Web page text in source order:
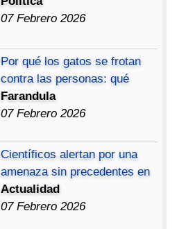
07 Febrero 2026
Por qué los gatos se frotan
contra las personas: qué
Farandula
07 Febrero 2026
Científicos alertan por una
amenaza sin precedentes en
Actualidad
07 Febrero 2026